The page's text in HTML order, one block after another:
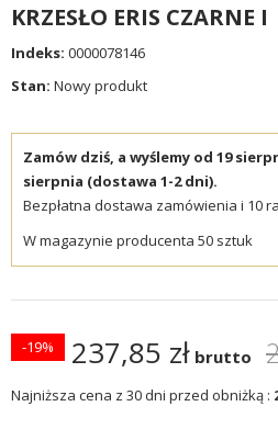
KRZESŁO ERIS CZARNE I
Indeks: 0000078146
Stan: Nowy produkt
Zamów dziś, a wyślemy od 19
sierpnia (dostawa 1-2 dni).
Bezpłatna dostawa zamówienia i 10
W magazynie producenta 50 sztuk
237,85 zł brutto
-19%
Najniższa cena z 30 dni przed obniżką :